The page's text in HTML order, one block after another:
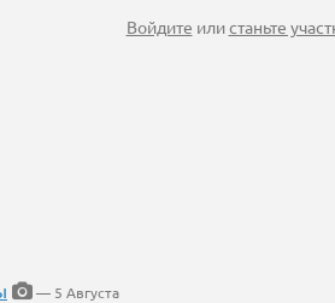
Войдите илистаньте
— 5 Августа